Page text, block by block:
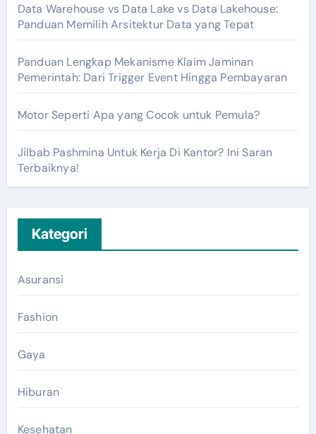
Data Warehouse vs Data Lake vs Data Lakehouse:
Panduan Memilih Arsitektur Data yang Tepat
Panduan Lengkap Mekanisme Klaim Jaminan
Pemerintah: Dari Trigger Event Hingga Pembayaran
Motor Seperti Apa yang Cocok untuk Pemula?
Jilbab Pashmina Untuk Kerja Di Kantor? Ini Saran
Terbaiknya!
Kategori
Asuransi
Fashion
Gaya
Hiburan
Kesehatan